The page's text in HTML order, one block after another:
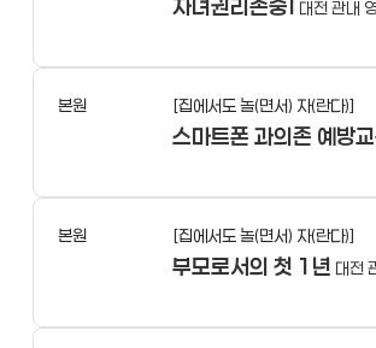
자녀권리존중Ⅰ 대전 관내
본원 [집에서도 놀(면서) 자(란다)]
스마트폰 과의존 예방
본원 [집에서도 놀(면서) 자(란다)]
부모로서의 첫 1년 대전